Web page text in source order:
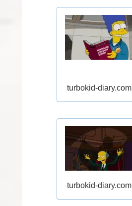
turbokid-diary.com
turbokid-diary.com